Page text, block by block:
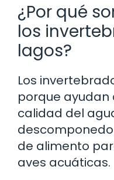
¿Por qué
los
lagos?
Los
porque
calidad del
de alimento
aves acuáticas.